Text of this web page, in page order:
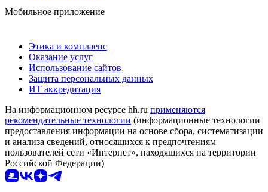
Мобильное приложение
Этика и комплаенс
Оказание услуг
Использование сайтов
Защита персональных данных
ИТ аккредитация
На информационном ресурсе hh.ru применяются
рекомендательные технологии (информационные технологии
предоставления информации на основе сбора, систематизации
и анализа сведений, относящихся к предпочтениям
пользователей сети «Интернет», находящихся на территории
Российской Федерации)